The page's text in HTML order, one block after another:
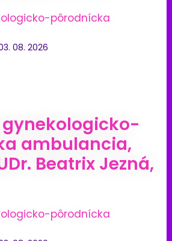
pôrodnícka
08. 2026
ambulancia,
Beatrix Jezná,
pôrodnícka